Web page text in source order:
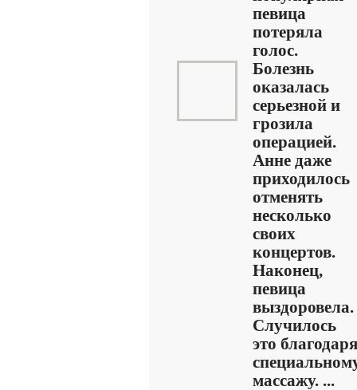
певица
потеряла
голос.
Болезнь
оказалась
серьезной и
грозила
операцией.
Анне даже
приходилось
отменять
несколько
своих
концертов.
Наконец,
певица
выздоровела.
Случилось
это благодаря
массажу. ...